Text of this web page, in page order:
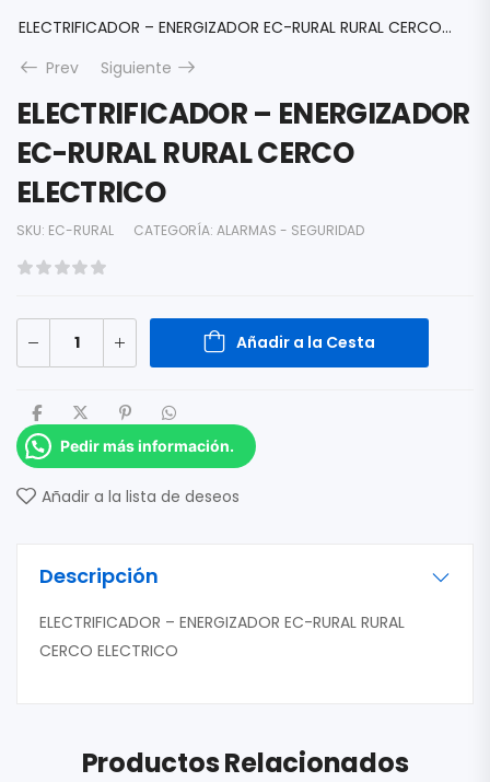
ELECTRIFICADOR – ENERGIZADOR EC-RURAL RURAL CERCO ELECTRICO
Prev
Siguiente
ELECTRIFICADOR – ENERGIZADOR
EC-RURAL RURAL CERCO
ELECTRICO
SKU: EC-RURAL CATEGORÍA: ALARMAS - SEGURIDAD
Añadir a la Cesta
Pedir más información.
Añadir a la lista de deseos
Descripción
ELECTRIFICADOR – ENERGIZADOR EC-RURAL RURAL
CERCO ELECTRICO
Productos Relacionados